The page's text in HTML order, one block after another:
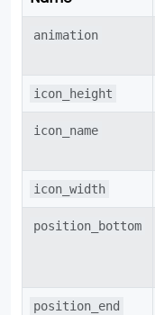
animation
icon_height
icon_name
icon_width
position_bottom
position_end